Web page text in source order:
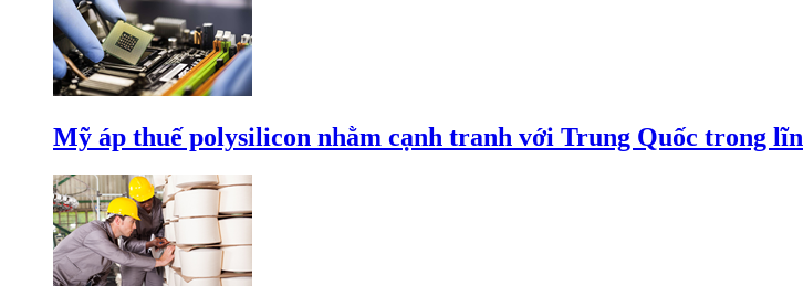
Mỹ áp thuế polysilicon nhằm cạnh tranh với Trung Quốc trong